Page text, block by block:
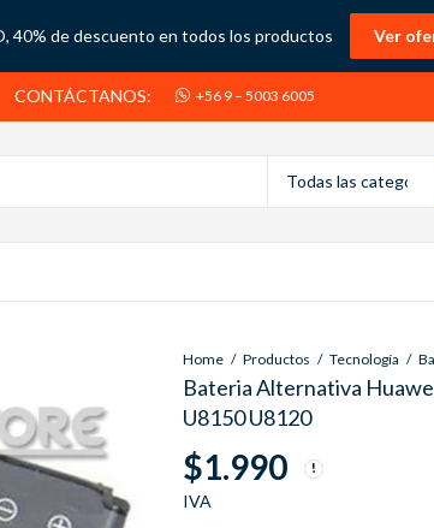
40% de descuento en todos los productos Ver
CONTÁCTANOS: +56 9 – 5003 6005
Home Productos Tecnología
Bateria Alternativa
U8150 U8120
$1.990
IVA